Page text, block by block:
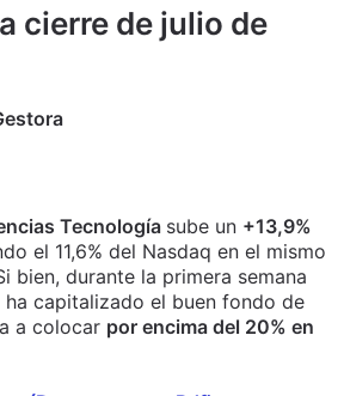
cierre de julio de
Tecnología sube un +13,9%
el 11,6% del Nasdaq en el mismo
bien, durante la primera semana
capitalizado el buen fondo de
a colocar por encima del 20% en